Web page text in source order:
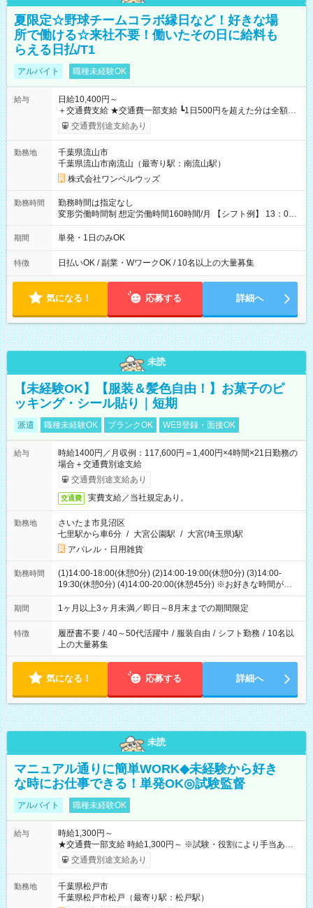
夏限定☆野球チームコラボ縁日など！好きな場
所で働ける☆来社不要！働いたその日に給料も
らえる日払/T1
アルバイト 職種未経験OK
給与
日給10,400円～
＋交通費支給 ★交通費一部支給 ┗1日500円を超えた分は全額支
給！ ※往復500円以内の方は自己負担となります ★日払いOK！
（規定あり） ┗働いたその日に現金GET♪ お仕事後はコンビニ
なし
交通費別途支給あり
勤務地
千葉県流山市
千葉県流山市南流山（最寄り駅：南流山駅）
株式会社ワンベルウッズ
勤務時間
勤務時間は指定なし
変形労働時間制 想定労働時間160時間/月 【シフト例】 13：00
～22：00
期間 単発・1日のみOK
特徴 日払いOK / 副業・WワークOK / 10名以上の大量募集
気になる！ 応募する 詳細へ
未読
【未経験OK】【服装＆髪色自由！】お菓子のピ
ッキング・シール貼り｜短期
派遣 職種未経験OK ブランクOK WEB登録・面接OK
給与
時給1400円／月収例：117,600円＝1,400円×4時間×21日勤務の
場合＋交通費別途支給
交通費別途支給あり
交通費 実費支給／当社規定あり。
勤務地
さいたま市見沼区
七里駅から車6分 / 大宮公園駅 / 大宮(埼玉県)駅
アパレル・日用雑貨
勤務時間
(1)14:00-18:00(休憩0分) (2)14:00-19:00(休憩0分) (3)14:00-
19:30(休憩0分) (4)14:00-20:00(休憩45分) ※お好きな時間が選べ
ます
期間 1ヶ月以上3ヶ月未満／即日～8月末までの期間限定
特徴 履歴書不要 / 40～50代活躍中 / 服装自由 / シフト勤務 / 10名以
上の大量募集
気になる！ 応募する 詳細へ
未読
マニュアル通りに簡単WORK◆未経験から好き
な時にお仕事できる！単発OK◎試験監督
アルバイト 職種未経験OK
給与
時給1,300円～
★交通費一部支給 時給1,300円～ ※試験・役割により手当あり
※勤務回数により昇給あり 【即給（前払い）オプションあ
り！】 希望される場合、勤務から1週間ほどで給与の一部を受け
例】 ・河合塾模擬試験 8:30～17:30（休憩1時間） 時給1,300円
×8時間＝日収10,400円＋交通費 ※当日の役割により時給＋100
交通費別途支給あり
勤務地
千葉県松戸市
千葉県松戸市松戸（最寄り駅：松戸駅）